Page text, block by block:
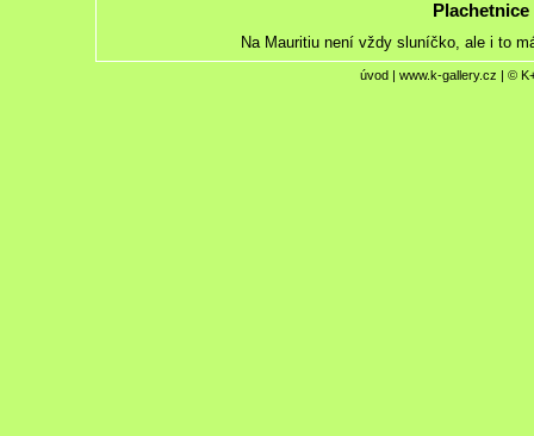
Plachetnice
Na Mauritiu není vždy sluníčko, ale i to
úvod| www.k-gallery.cz | ©